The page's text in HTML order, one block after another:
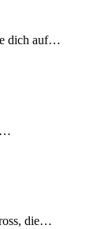
dich auf…
die…